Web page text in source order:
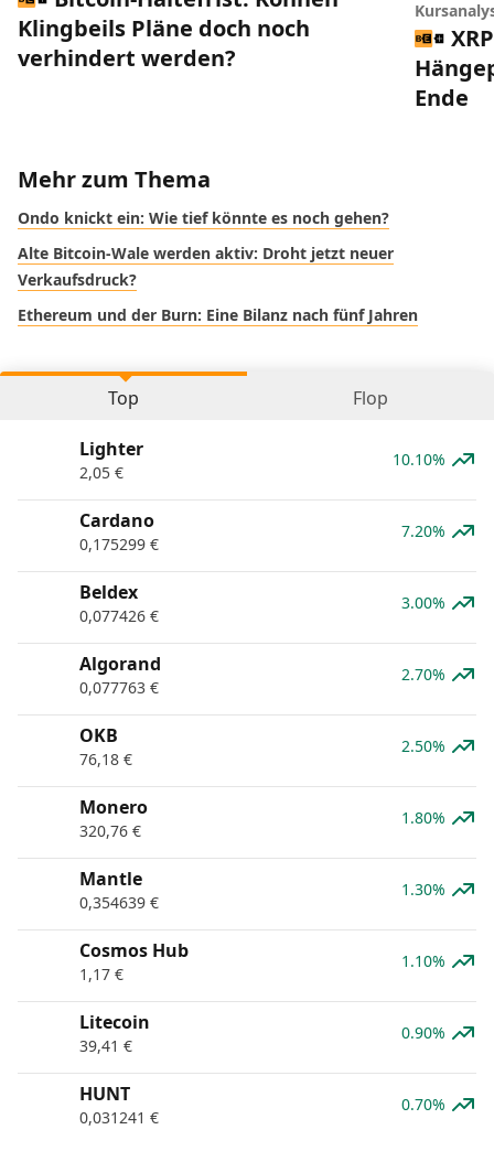
Klingbeils Pläne doch noch
verhindert werden?
Ende
Mehr zum Thema
Ondo knickt ein: Wie tief könnte es noch gehen?
Alte Bitcoin-Wale werden aktiv: Droht jetzt neuer
Verkaufsdruck?
Ethereum und der Burn: Eine Bilanz nach fünf Jahren
Top Flop
Lighter
2,05 €
10.10%
Cardano
0,175299 €
7.20%
Beldex
0,077426 €
3.00%
Algorand
0,077763 €
2.70%
OKB
76,18 €
2.50%
Monero
320,76 €
1.80%
Mantle
0,354639 €
1.30%
Cosmos Hub
1,17 €
1.10%
Litecoin
39,41 €
0.90%
HUNT
0,031241 €
0.70%